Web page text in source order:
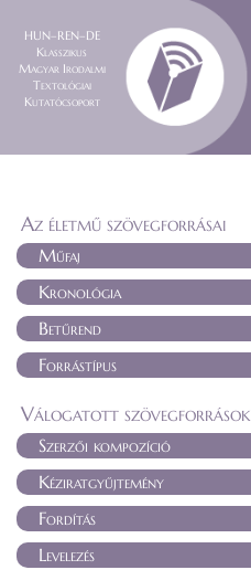
HUN–REN–DE
Klasszikus
Magyar Irodalmi
Textológiai
Kutatócsoport
Az életmű szövegforrásai
Műfaj
Kronológia
Betűrend
Forrástípus
Válogatott szövegforrások
Szerzői kompozíció
Kéziratgyűjtemény
Fordítás
Levelezés